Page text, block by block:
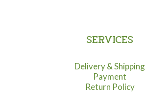
SERVICES
Delivery & Shipping
Payment
Return Policy